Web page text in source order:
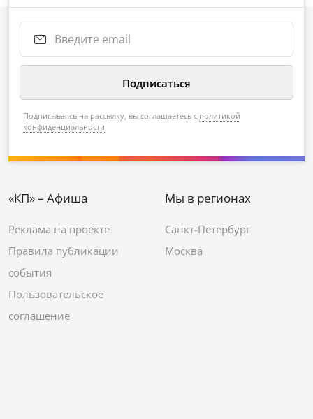
Подписываясь на рассылку, вы соглашаетесь с политикой
конфиденциальности
«КП» – Афиша
Реклама на проекте
Правила публикации
события
Пользовательское
соглашение
Мы в регионах
Санкт-Петербург
Москва